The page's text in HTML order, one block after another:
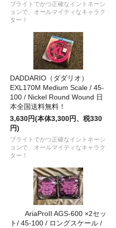
ブライトでかつ正確なイントネーシ
ョンで、オールマイティなキャラク
ター！
DADDARIO（ダダリオ）
EXL170M Medium Scale / 45-
100 / Nickel Round Wound 日
本全国送料無料！
3,630円(本体3,300円、税330
円)
ブライトでかつ正確なイントネーシ
ョンで、オールマイティなキャラク
ター！
AriaProII AGS-600 ×2セッ
ト/ 45-100 / ロングスケール /